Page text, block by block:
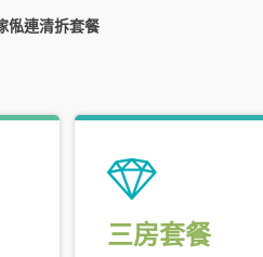
俬連清拆套餐
三房套餐